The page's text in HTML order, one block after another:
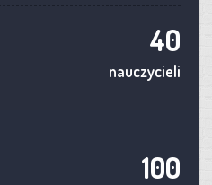
40
nauczycieli
100